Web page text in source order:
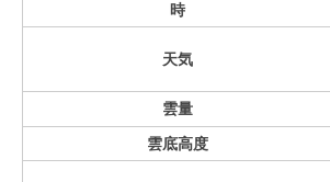
時
天気
雲量
雲底高度